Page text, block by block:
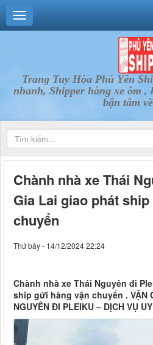
Trang Tuy Hòa Phú Yên
nhanh, Shipper hàng xe ôm ,
bận tâm
Chành nhà xe Thái
Gia Lai giao phát
chuyển
Thứ bảy - 14/12/2024 22:24
Chành nhà xe Thái Nguyên đi
ship gửi hàng vận chuyển . VẬN
NGUYÊN ĐI PLEIKU – DỊCH VỤ